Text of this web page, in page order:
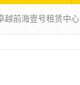
越前海壹号租赁中心